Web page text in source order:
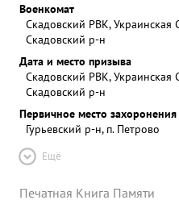
Военкомат
Скадовский РВК, Украинская
Скадовский р-н
Дата и место призыва
Скадовский РВК, Украинская
Скадовский р-н
Первичное место захоронения
Гурьевский р-н, п. Петрово
Ещё
Печатная Книга Памяти